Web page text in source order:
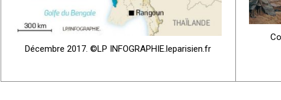
Décembre 2017. ©LP INFOGRAPHIE.leparisien.fr